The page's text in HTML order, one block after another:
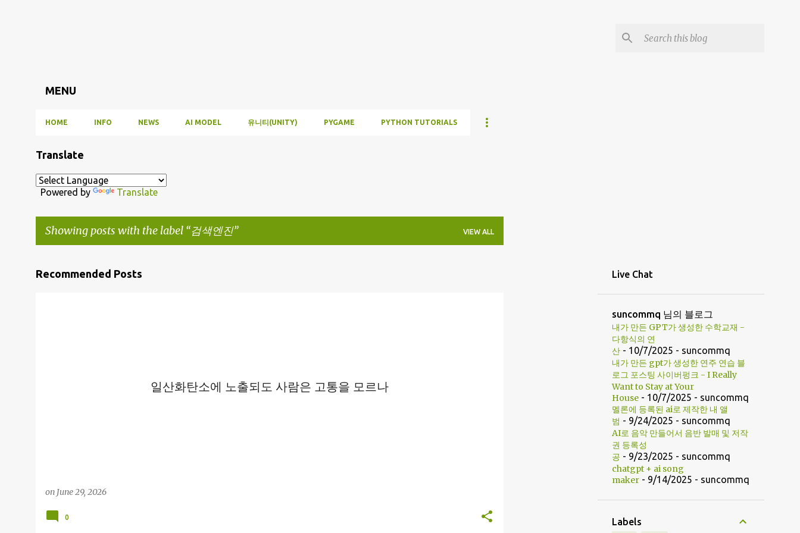
MENU
HOME INFO NEWS AI MODEL 유니티(UNITY) PYGAME PYTHON TUTORIALS
Translate
Powered by Translate
Showing posts with the label 검색엔진 VIEW ALL
P
Recommended Posts
일산화탄소에 노출되도 사람은 고통을 모르나
on June 29, 2026
0
Live Chat
suncommq 님의 블로그
내가 만든 GPT가 생성한 수학교재 -
다항식의 연
산 - 10/7/2025 - suncommq
내가 만든 gpt가 생성한 연주 연습 블
로그 포스팅 사이버펑크 - I Really
Want to Stay at Your
House - 10/7/2025 - suncommq
멜론에 등록된 ai로 제작한 내 앨
범 - 9/24/2025 - suncommq
AI로 음악 만들어서 음반 발매 및 저작
권 등록성
공 - 9/23/2025 - suncommq
chatgpt + ai song
maker - 9/14/2025 - suncommq
Labels